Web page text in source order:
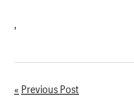
'
Previous Post